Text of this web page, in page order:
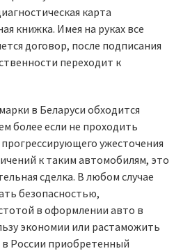
карта
книжка. Имея на руках все
договор, после подписания
переходит к
в Беларуси обходится
более если не проходить
ужесточения
к таким автомобилям, это
сделка. В любом случае
безопасностью,
в оформлении авто в
экономии или растаможить
в России приобретенный